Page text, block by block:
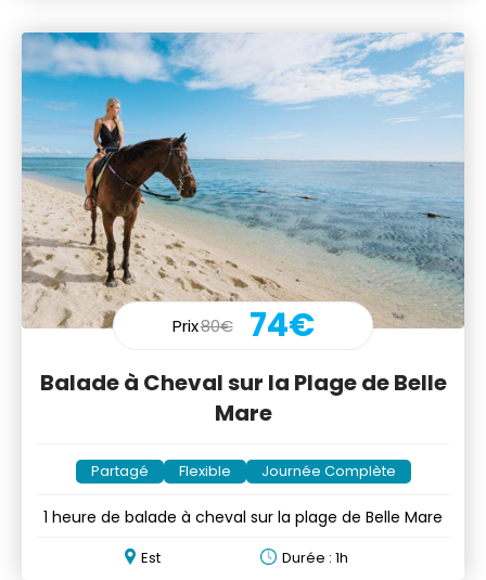
Prix80€ 74€
Balade à Cheval sur la Plage de Belle
Mare
Partagé Flexible Journée Complète
1 heure de balade à cheval sur la plage de Belle Mare
Est Durée : 1h